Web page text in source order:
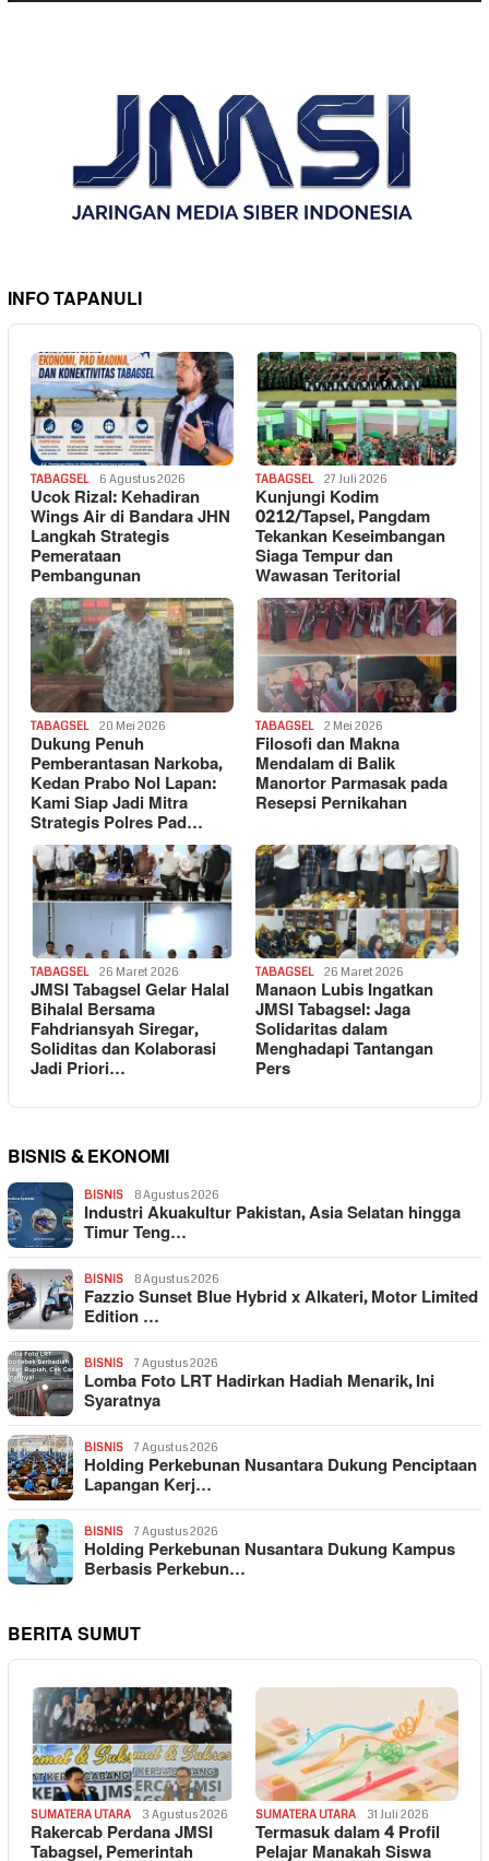
INFO TAPANULI
TABAGSEL 6 Agustus 2026
Ucok Rizal: Kehadiran
Wings Air di Bandara JHN
Langkah Strategis
Pemerataan
Pembangunan
TABAGSEL 27 Juli 2026
Kunjungi Kodim
0212/Tapsel, Pangdam
Tekankan Keseimbangan
Siaga Tempur dan
Wawasan Teritorial
TABAGSEL 20 Mei 2026
Dukung Penuh
Pemberantasan Narkoba,
Kedan Prabo Nol Lapan:
Kami Siap Jadi Mitra
Strategis Polres Pad…
TABAGSEL 2 Mei 2026
Filosofi dan Makna
Mendalam di Balik
Manortor Parmasak pada
Resepsi Pernikahan
TABAGSEL 26 Maret 2026
JMSI Tabagsel Gelar Halal
Bihalal Bersama
Fahdriansyah Siregar,
Soliditas dan Kolaborasi
Jadi Priori…
TABAGSEL 26 Maret 2026
Manaon Lubis Ingatkan
JMSI Tabagsel: Jaga
Solidaritas dalam
Menghadapi Tantangan
Pers
BISNIS & EKONOMI
BISNIS 8 Agustus 2026
Industri Akuakultur Pakistan, Asia Selatan hingga
Timur Teng…
BISNIS 8 Agustus 2026
Fazzio Sunset Blue Hybrid x Alkateri, Motor Limited
Edition …
BISNIS 7 Agustus 2026
Lomba Foto LRT Hadirkan Hadiah Menarik, Ini
Syaratnya
BISNIS 7 Agustus 2026
Holding Perkebunan Nusantara Dukung Penciptaan
Lapangan Kerj…
BISNIS 7 Agustus 2026
Holding Perkebunan Nusantara Dukung Kampus
Berbasis Perkebun…
BERITA SUMUT
SUMATERA UTARA 3 Agustus 2026
Rakercab Perdana JMSI
Tabagsel, Pemerintah
SUMATERA UTARA 31 Juli 2026
Termasuk dalam 4 Profil
Pelajar Manakah Siswa